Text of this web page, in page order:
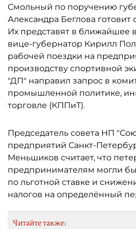
Смольный по поручению
Александра Беглова
Их представят в ближайшее
вице-губернатор Кирилл
рабочей поездки на
производству спортивной
"ДП" направил запрос в
промышленной политике,
торговле (КППиТ).
Председатель совета НП
предприятий Санкт-
Меньшиков считает, что
предпринимателям могли
по льготной ставке и
налогов на определённый
Читайте также: